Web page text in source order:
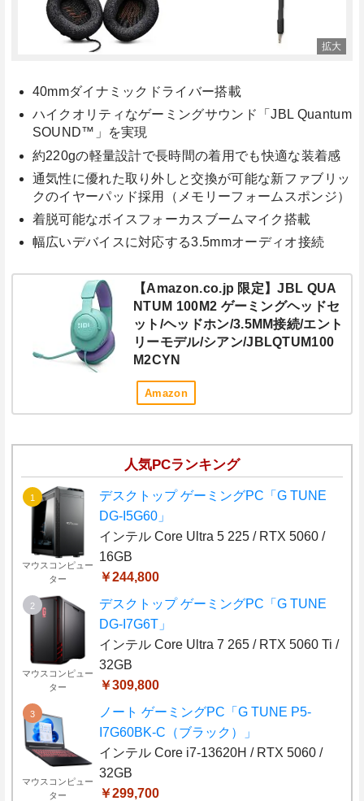
40mmダイナミックドライバー搭載
ハイクオリティなゲーミングサウンド「JBL Quantum
SOUND™」を実現
約220gの軽量設計で長時間の着用でも快適な装着感
通気性に優れた取り外しと交換が可能な新ファブリッ
クのイヤーパッド採用（メモリーフォームスポンジ）
着脱可能なボイスフォーカスブームマイク搭載
幅広いデバイスに対応する3.5mmオーディオ接続
【Amazon.co.jp 限定】JBL QUA
NTUM 100M2 ゲーミングヘッドセ
ット/ヘッドホン/3.5MM接続/エント
リーモデル/シアン/JBLQTUM100
M2CYN
Amazon
人気PCランキング
マウスコンピュー
ター
デスクトップ ゲーミングPC「G TUNE
DG-I5G60」
インテル Core Ultra 5 225 / RTX 5060 /
16GB
￥244,800
マウスコンピュー
ター
デスクトップ ゲーミングPC「G TUNE
DG-I7G6T」
インテル Core Ultra 7 265 / RTX 5060 Ti /
32GB
￥309,800
マウスコンピュー
ター
ノート ゲーミングPC「G TUNE P5-
I7G60BK-C（ブラック）」
インテル Core i7-13620H / RTX 5060 /
32GB
￥299,700